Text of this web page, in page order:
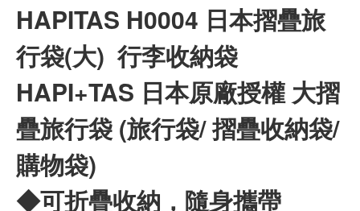
HAPITAS H0004 日本摺疊旅
行袋(大) 行李收納袋
HAPI+TAS 日本原廠授權 大摺
疊旅行袋 (旅行袋/ 摺疊收納袋/
購物袋)
◆可折疊收納，隨身攜帶